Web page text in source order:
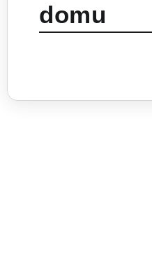
domu